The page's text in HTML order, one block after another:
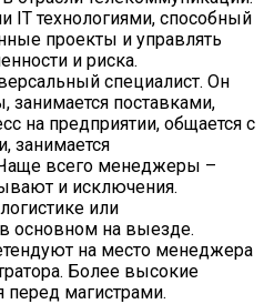
технологиями, способный
проекты и управлять
и риска.
специалист. Он
поставками,
на предприятии, общается с
занимается
всего менеджеры –
и исключения.
или
основном на выезде.
на место менеджера
Более высокие
магистрами.